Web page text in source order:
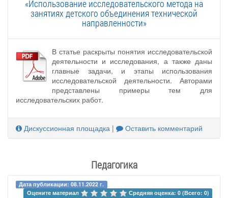
«Использование исследовательского метода на
занятиях детского объединения технической
направленности»
В статье раскрыты понятия исследовательской
деятельности и исследования, а также даны
главные задачи, и этапы использования
исследовательской деятельности. Авторами
представлены примеры тем для
исследовательских работ.
Дискуссионная площадка | Оставить комментарий
Педагогика
Дата публикации: 08.11.2022 г.
Оцените материал
Средняя оценка: 0 (Всего: 0)